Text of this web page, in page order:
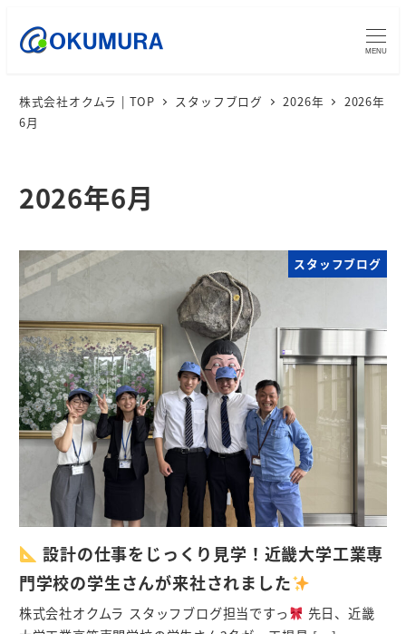
MENU
株式会社オクムラ | TOP スタッフブログ 2026年
2026年
6月
2026年6月
スタッフブログ
設計の仕事をじっくり見学！近畿大学工業専
門学校の学生さんが来社されました
株式会社オクムラ スタッフブログ担当ですっ
先日、近畿